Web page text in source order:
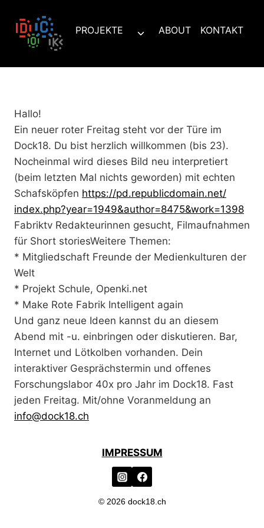
Inhalt
springen
PROJEKTE
Untermenü
ABOUT KONTAKT
Hallo!
Ein neuer roter Freitag steht vor der Türe im
Dock18. Du bist herzlich willkommen (bis 23).
Nocheinmal wird dieses Bild neu interpretiert
(beim letzten Mal nichts geworden) mit echten
Schafsköpfen https://pd.republicdomain.net/
index.php?year=1949&author=8475&work=1398
Fabriktv Redakteurinnen gesucht, Filmaufnahmen
für Short storiesWeitere Themen:
* Mitgliedschaft Freunde der Medienkulturen der
Welt
* Projekt Schule, Openki.net
* Make Rote Fabrik Intelligent again
Und ganz neue Ideen kannst du an diesem
Abend mit -u. einbringen oder diskutieren. Bar,
Internet und Lötkolben vorhanden. Dein
interaktiver Gesprächstermin und offenes
Forschungslabor 40x pro Jahr im Dock18. Fast
jeden Freitag. Mit/ohne Voranmeldung an
info@dock18.ch
IMPRESSUM
© 2026 dock18.ch